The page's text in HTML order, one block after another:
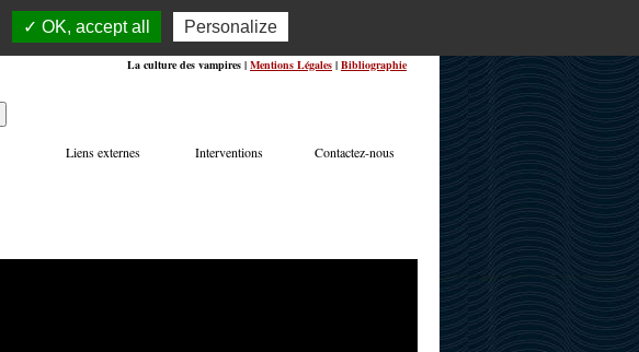
La culture des vampires | Mentions Légales | Bibliographie
Liens externes Interventions Contactez-nous
✓ OK, accept all Personalize